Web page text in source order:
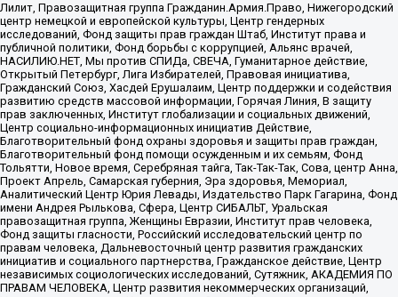
Лилит, Правозащитная группа Гражданин.Армия.Право, Нижегородский
центр немецкой и европейской культуры, Центр гендерных
исследований, Фонд защиты прав граждан Штаб, Институт права и
публичной политики, Фонд борьбы с коррупцией, Альянс врачей,
НАСИЛИЮ.НЕТ, Мы против СПИДа, СВЕЧА, Гуманитарное действие,
Открытый Петербург, Лига Избирателей, Правовая инициатива,
Гражданский Союз, Хасдей Ерушалаим, Центр поддержки и содействия
развитию средств массовой информации, Горячая Линия, В защиту
прав заключенных, Институт глобализации и социальных движений,
Центр социально-информационных инициатив Действие,
Благотворительный фонд охраны здоровья и защиты прав граждан,
Благотворительный фонд помощи осужденным и их семьям, Фонд
Тольятти, Новое время, Серебряная тайга, Так-Так-Так, Сова, центр Анна,
Проект Апрель, Самарская губерния, Эра здоровья, Мемориал,
Аналитический Центр Юрия Левады, Издательство Парк Гагарина, Фонд
имени Андрея Рылькова, Сфера, Центр СИБАЛЬТ, Уральская
правозащитная группа, Женщины Евразии, Институт прав человека,
Фонд защиты гласности, Российский исследовательский центр по
правам человека, Дальневосточный центр развития гражданских
инициатив и социального партнерства, Гражданское действие, Центр
независимых социологических исследований, Сутяжник, АКАДЕМИЯ ПО
ПРАВАМ ЧЕЛОВЕКА, Центр развития некоммерческих организаций,